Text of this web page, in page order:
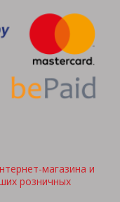
магазина и
розничных